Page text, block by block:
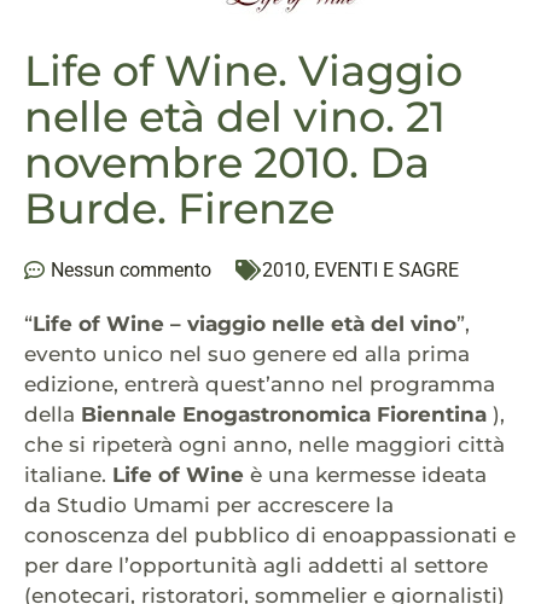
Life of Wine. Viaggio
nelle età del vino. 21
novembre 2010. Da
Burde. Firenze
Nessun commento 2010, EVENTI E SAGRE
“Life of Wine – viaggio nelle età del vino”,
evento unico nel suo genere ed alla prima
edizione, entrerà quest’anno nel programma
della Biennale Enogastronomica Fiorentina ),
che si ripeterà ogni anno, nelle maggiori città
italiane. Life of Wine è una kermesse ideata
da Studio Umami per accrescere la
conoscenza del pubblico di enoappassionati e
per dare l’opportunità agli addetti al settore
(enotecari, ristoratori, sommelier e giornalisti)